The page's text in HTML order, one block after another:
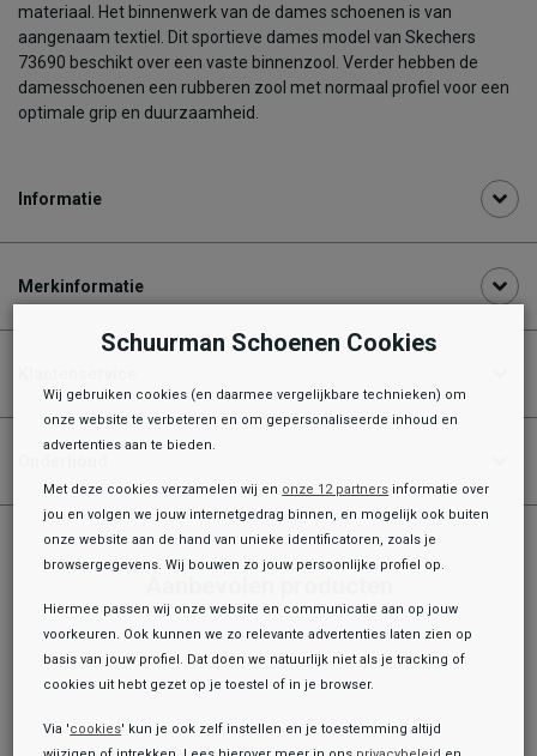
materiaal. Het binnenwerk van de dames schoenen is van
aangenaam textiel. Dit sportieve dames model van Skechers
73690 beschikt over een vaste binnenzool. Verder hebben de
damesschoenen een rubberen zool met normaal profiel voor een
optimale grip en duurzaamheid.
Informatie
Merkinformatie
Schuurman Schoenen Cookies
Wij gebruiken cookies (en daarmee vergelijkbare technieken) om
onze website te verbeteren en om gepersonaliseerde inhoud en
advertenties aan te bieden.
Met deze cookies verzamelen wij en onze 12 partners informatie over
jou en volgen we jouw internetgedrag binnen, en mogelijk ook buiten
onze website aan de hand van unieke identificatoren, zoals je
browsergegevens. Wij bouwen zo jouw persoonlijke profiel op.
Hiermee passen wij onze website en communicatie aan op jouw
voorkeuren. Ook kunnen we zo relevante advertenties laten zien op
basis van jouw profiel. Dat doen we natuurlijk niet als je tracking of
cookies uit hebt gezet op je toestel of in je browser.
Via 'cookies' kun je ook zelf instellen en je toestemming altijd